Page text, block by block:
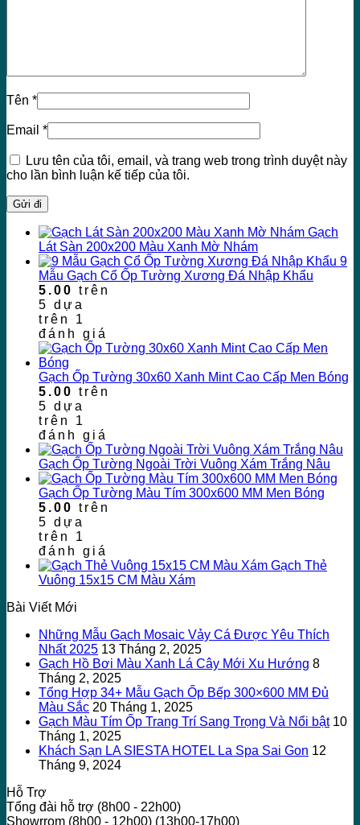
Tên *
Email *
Lưu tên của tôi, email, và trang web trong trình duyệt này
cho lần bình luận kế tiếp của tôi.
Gạch
Lát Sàn 200x200 Màu Xanh Mờ Nhám
9
Mẫu Gạch Cổ Ốp Tường Xương Đá Nhập Khẩu
5.00 trên
5 dựa
trên 1
đánh giá
Gạch Ốp Tường 30x60 Xanh Mint Cao Cấp Men Bóng
5.00 trên
5 dựa
trên 1
đánh giá
Gạch Ốp Tường Ngoài Trời Vuông Xám Trắng Nâu
Gạch Ốp Tường Màu Tím 300x600 MM Men Bóng
5.00 trên
5 dựa
trên 1
đánh giá
Gạch Thẻ
Vuông 15x15 CM Màu Xám
Bài Viết Mới
Những Mẫu Gạch Mosaic Vảy Cá Được Yêu Thích
Nhất 2025 13 Tháng 2, 2025
Gạch Hồ Bơi Màu Xanh Lá Cây Mới Xu Hướng 8
Tháng 2, 2025
Tổng Hợp 34+ Mẫu Gạch Ốp Bếp 300×600 MM Đủ
Màu Sắc 20 Tháng 1, 2025
Gạch Màu Tím Ốp Trang Trí Sang Trọng Và Nổi bật 10
Tháng 1, 2025
Khách Sạn LA SIESTA HOTEL La Spa Sai Gon 12
Tháng 9, 2024
Hỗ Trợ
Tổng đài hỗ trợ (8h00 - 22h00)
Showrrom (8h00 - 12h00) (13h00-17h00)